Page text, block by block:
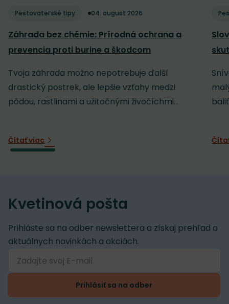
Pestovateľské tipy 04. august 2026
Záhrada bez chémie: Prírodná ochrana a
prevencia proti burine a škodcom
Tvoja záhrada možno nepotrebuje ďalší
drastický postrek, ale lepšie vzťahy medzi
pôdou, rastlinami a užitočnými živočíchmi...
Čítať viac
Kvetinová pošta
Prihláste sa na odber newslettera a získaj prehľad o
aktuálnych novinkách a akciách.
Prihlásiť sa na odber